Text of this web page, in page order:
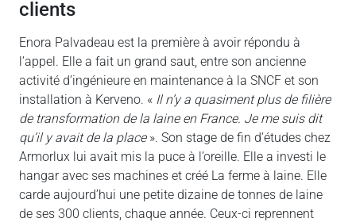
clients
Enora Palvadeau est la première à avoir répondu à
l’appel. Elle a fait un grand saut, entre son ancienne
activité d’ingénieure en maintenance à la SNCF et son
installation à Kerveno. « Il n’y a quasiment plus de filière
de transformation de la laine en France. Je me suis dit
qu’il y avait de la place». Son stage de fin d’études chez
Armorlux lui avait mis la puce à l’oreille. Elle a investi le
hangar avec ses machines et créé La ferme à laine. Elle
carde aujourd’hui une petite dizaine de tonnes de laine
de ses 300 clients, chaque année. Ceux-ci reprennent